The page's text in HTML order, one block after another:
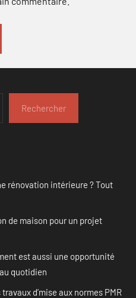
Rechercher
rénovation intérieure ? Tout
de maison pour un projet
est aussi une opportunité
quotidien
d’mise aux normes PMR